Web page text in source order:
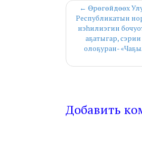
← Өрөгөйдөөх
Республикатын
нэһилиэгин
аҕатыгар,
олоҕуран-
Добавить